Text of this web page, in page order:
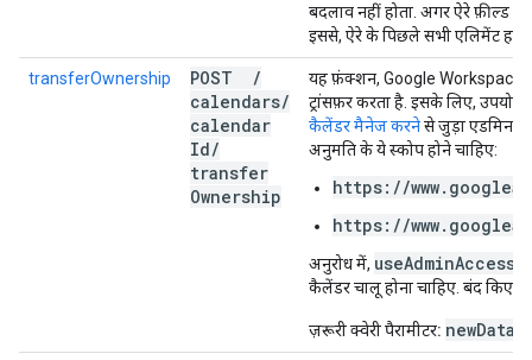
बदलाव नहीं होता. अगर ऐरे फ़ील्ड
इससे, ऐरे के पिछले सभी एलिमेंट हट
transferOwnership POST
/
calendars/
calendar
Id/
transfer
Ownership
यह फ़ंक्शन, Google Workspace
ट्रांसफ़र करता है. इसके लिए,
कैलेंडर मैनेज करनेसे जुड़ा एडमिन
अनुमति के ये स्कोप होने चाहिए:
https://
https://
अनुरोध में, useAdminAccess
कैलेंडर चालू होना चाहिए. बंद किए
ज़रूरी क्वेरी पैरामीटर: